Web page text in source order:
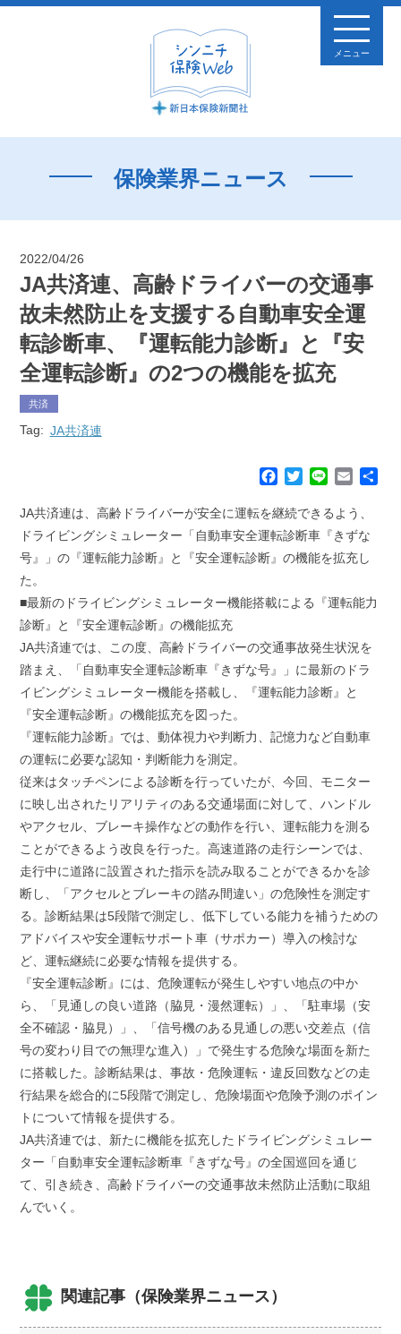
メニュー
保険業界ニュース
2022/04/26
JA共済連、高齢ドライバーの交通事
故未然防止を支援する自動車安全運
転診断車、『運転能力診断』と『安
全運転診断』の2つの機能を拡充
共済
Tag: JA共済連
c
e
o
k
T
i
t
e
n
e
E
a
i
JA共済連は、高齢ドライバーが安全に運転を継続できるよう、
ドライビングシミュレーター「自動車安全運転診断車『きずな
号』」の『運転能力診断』と『安全運転診断』の機能を拡充し
た。
■最新のドライビングシミュレーター機能搭載による『運転能力
診断』と『安全運転診断』の機能拡充
JA共済連では、この度、高齢ドライバーの交通事故発生状況を
踏まえ、「自動車安全運転診断車『きずな号』」に最新のドラ
イビングシミュレーター機能を搭載し、『運転能力診断』と
『安全運転診断』の機能拡充を図った。
『運転能力診断』では、動体視力や判断力、記憶力など自動車
の運転に必要な認知・判断能力を測定。
従来はタッチペンによる診断を行っていたが、今回、モニター
に映し出されたリアリティのある交通場面に対して、ハンドル
やアクセル、ブレーキ操作などの動作を行い、運転能力を測る
ことができるよう改良を行った。高速道路の走行シーンでは、
走行中に道路に設置された指示を読み取ることができるかを診
断し、「アクセルとブレーキの踏み間違い」の危険性を測定す
る。診断結果は5段階で測定し、低下している能力を補うための
アドバイスや安全運転サポート車（サポカー）導入の検討な
ど、運転継続に必要な情報を提供する。
『安全運転診断』には、危険運転が発生しやすい地点の中か
ら、「見通しの良い道路（脇見・漫然運転）」、「駐車場（安
全不確認・脇見）」、「信号機のある見通しの悪い交差点（信
号の変わり目での無理な進入）」で発生する危険な場面を新た
に搭載した。診断結果は、事故・危険運転・違反回数などの走
行結果を総合的に5段階で測定し、危険場面や危険予測のポイン
トについて情報を提供する。
JA共済連では、新たに機能を拡充したドライビングシミュレー
ター「自動車安全運転診断車『きずな号』の全国巡回を通じ
て、引き続き、高齢ドライバーの交通事故未然防止活動に取組
んでいく。
関連記事（保険業界ニュース）